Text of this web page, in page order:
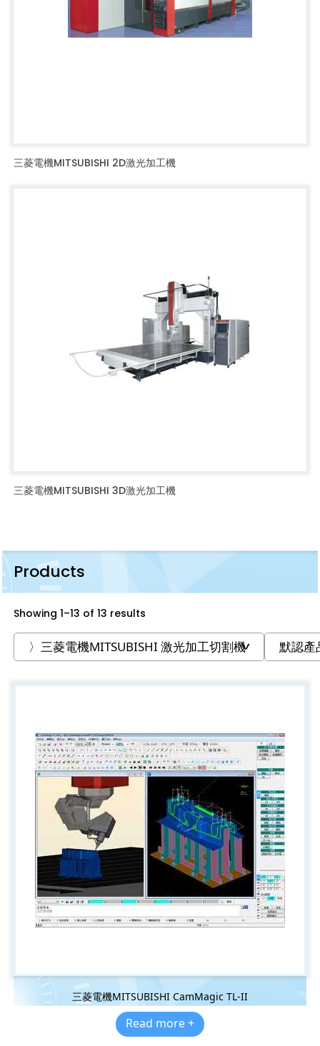
三菱電機MITSUBISHI 2D激光加工機
三菱電機MITSUBISHI 3D激光加工機
Products
Showing 1–13 of 13 results
三菱電機MITSUBISHI CamMagic TL-II
Read more +